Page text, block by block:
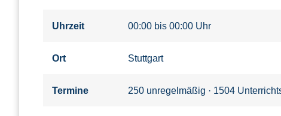
Uhrzeit 00:00 bis 00:00 Uhr
Ort Stuttgart
Termine 250 unregelmäßig · 1504